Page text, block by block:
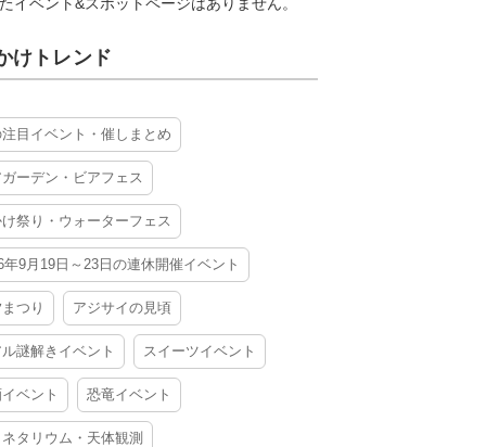
けトレンド
目イベント・催しまとめ
ーデン・ビアフェス
祭り・ウォーターフェス
年9月19日～23日の連休開催イベント
つり アジサイの見頃
謎解きイベント スイーツイベント
ベント 恐竜イベント
タリウム・天体観測